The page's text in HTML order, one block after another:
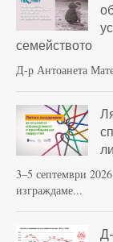
семейството
Д-р Антоанета
3–5 септември
изграждаме...